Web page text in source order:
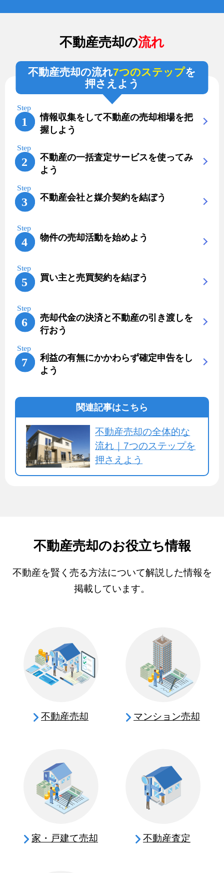
不動産売却の流れ
不動産売却の流れ7つのステップを
押さえよう
情報収集をして不動産の売却相場を把
握しよう
不動産の一括査定サービスを使ってみ
よう
不動産会社と媒介契約を結ぼう
物件の売却活動を始めよう
買い主と売買契約を結ぼう
売却代金の決済と不動産の引き渡しを
行おう
利益の有無にかかわらず確定申告をし
よう
関連記事はこちら
不動産売却の全体的な
流れ｜7つのステップを
押さえよう
不動産売却のお役立ち情報
不動産を賢く売る方法について解説した情報を
掲載しています。
不動産売却 マンション売却
家・戸建て売却 不動産査定